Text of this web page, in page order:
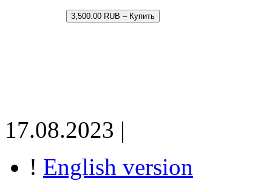
3,500.00 RUB – Купить
17.08.2023 |
! English version